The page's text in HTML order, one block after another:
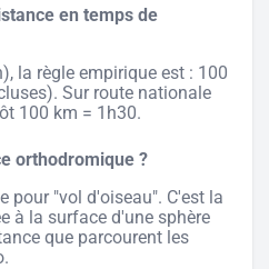
en temps de
la règle empirique est : 100
Sur route nationale
100 km = 1h30.
orthodromique ?
pour "vol d'oiseau". C'est la
à la surface d'une sphère
que parcourent les